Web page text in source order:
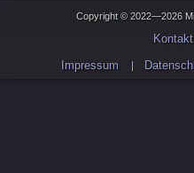
Copyright © 2022—2026
Kontakt
Impressum